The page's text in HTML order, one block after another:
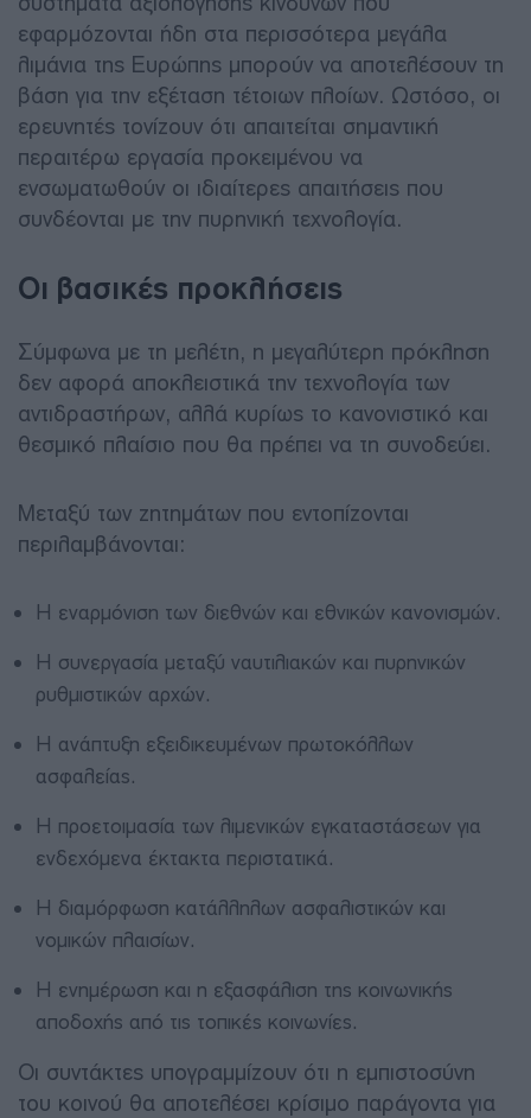
εφαρμόζονται ήδη στα περισσότερα μεγάλα
λιμάνια της Ευρώπης μπορούν να αποτελέσουν τη
βάση για την εξέταση τέτοιων πλοίων. Ωστόσο, οι
ερευνητές τονίζουν ότι απαιτείται σημαντική
περαιτέρω εργασία προκειμένου να
ενσωματωθούν οι ιδιαίτερες απαιτήσεις που
συνδέονται με την πυρηνική τεχνολογία.
Οι βασικές προκλήσεις
Σύμφωνα με τη μελέτη, η μεγαλύτερη πρόκληση
δεν αφορά αποκλειστικά την τεχνολογία των
αντιδραστήρων, αλλά κυρίως το κανονιστικό και
θεσμικό πλαίσιο που θα πρέπει να τη συνοδεύει.
Μεταξύ των ζητημάτων που εντοπίζονται
περιλαμβάνονται:
Η εναρμόνιση των διεθνών και εθνικών κανονισμών.
Η συνεργασία μεταξύ ναυτιλιακών και πυρηνικών
ρυθμιστικών αρχών.
Η ανάπτυξη εξειδικευμένων πρωτοκόλλων
ασφαλείας.
Η προετοιμασία των λιμενικών εγκαταστάσεων για
ενδεχόμενα έκτακτα περιστατικά.
Η διαμόρφωση κατάλληλων ασφαλιστικών και
νομικών πλαισίων.
Η ενημέρωση και η εξασφάλιση της κοινωνικής
αποδοχής από τις τοπικές κοινωνίες.
Οι συντάκτες υπογραμμίζουν ότι η εμπιστοσύνη
του κοινού θα αποτελέσει κρίσιμο παράγοντα για